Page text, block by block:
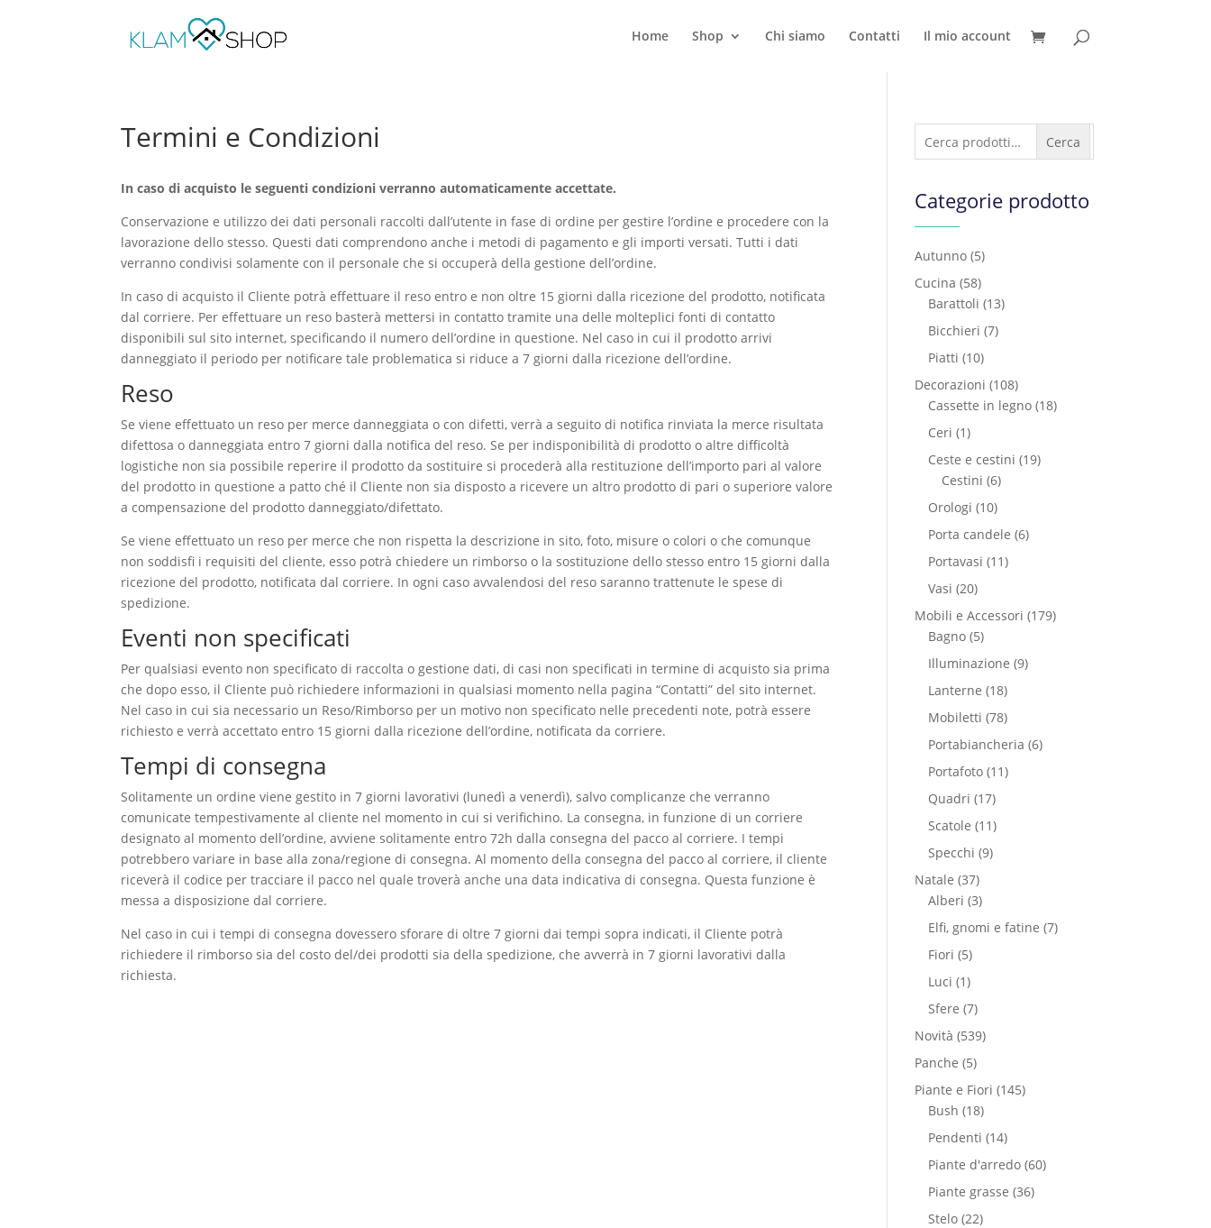
Home Shop Chi siamo Contatti Il mio account
Termini e Condizioni
In caso di acquisto le seguenti condizioni verranno automaticamente accettate.
Conservazione e utilizzo dei dati personali raccolti dall’utente in fase di ordine per gestire l’ordine e procedere con la
lavorazione dello stesso. Questi dati comprendono anche i metodi di pagamento e gli importi versati. Tutti i dati
verranno condivisi solamente con il personale che si occuperà della gestione dell’ordine.
In caso di acquisto il Cliente potrà effettuare il reso entro e non oltre 15 giorni dalla ricezione del prodotto, notificata
dal corriere. Per effettuare un reso basterà mettersi in contatto tramite una delle molteplici fonti di contatto
disponibili sul sito internet, specificando il numero dell’ordine in questione. Nel caso in cui il prodotto arrivi
danneggiato il periodo per notificare tale problematica si riduce a 7 giorni dalla ricezione dell’ordine.
Reso
Se viene effettuato un reso per merce danneggiata o con difetti, verrà a seguito di notifica rinviata la merce risultata
difettosa o danneggiata entro 7 giorni dalla notifica del reso. Se per indisponibilità di prodotto o altre difficoltà
logistiche non sia possibile reperire il prodotto da sostituire si procederà alla restituzione dell’importo pari al valore
del prodotto in questione a patto ché il Cliente non sia disposto a ricevere un altro prodotto di pari o superiore valore
a compensazione del prodotto danneggiato/difettato.
Se viene effettuato un reso per merce che non rispetta la descrizione in sito, foto, misure o colori o che comunque
non soddisfi i requisiti del cliente, esso potrà chiedere un rimborso o la sostituzione dello stesso entro 15 giorni dalla
ricezione del prodotto, notificata dal corriere. In ogni caso avvalendosi del reso saranno trattenute le spese di
spedizione.
Eventi non specificati
Per qualsiasi evento non specificato di raccolta o gestione dati, di casi non specificati in termine di acquisto sia prima
che dopo esso, il Cliente può richiedere informazioni in qualsiasi momento nella pagina “Contatti” del sito internet.
Nel caso in cui sia necessario un Reso/Rimborso per un motivo non specificato nelle precedenti note, potrà essere
richiesto e verrà accettato entro 15 giorni dalla ricezione dell’ordine, notificata da corriere.
Tempi di consegna
Solitamente un ordine viene gestito in 7 giorni lavorativi (lunedì a venerdì), salvo complicanze che verranno
comunicate tempestivamente al cliente nel momento in cui si verifichino. La consegna, in funzione di un corriere
designato al momento dell’ordine, avviene solitamente entro 72h dalla consegna del pacco al corriere. I tempi
potrebbero variare in base alla zona/regione di consegna. Al momento della consegna del pacco al corriere, il cliente
riceverà il codice per tracciare il pacco nel quale troverà anche una data indicativa di consegna. Questa funzione è
messa a disposizione dal corriere.
Nel caso in cui i tempi di consegna dovessero sforare di oltre 7 giorni dai tempi sopra indicati, il Cliente potrà
richiedere il rimborso sia del costo del/dei prodotti sia della spedizione, che avverrà in 7 giorni lavorativi dalla
richiesta.
Cerca
Categorie prodotto
Autunno (5)
Cucina (58)
Barattoli (13)
Bicchieri (7)
Piatti (10)
Decorazioni (108)
Cassette in legno (18)
Ceri (1)
Ceste e cestini (19)
Cestini (6)
Orologi (10)
Porta candele (6)
Portavasi (11)
Vasi (20)
Mobili e Accessori (179)
Bagno (5)
Illuminazione (9)
Lanterne (18)
Mobiletti (78)
Portabiancheria (6)
Portafoto (11)
Quadri (17)
Scatole (11)
Specchi (9)
Natale (37)
Alberi (3)
Elfi, gnomi e fatine (7)
Fiori (5)
Luci (1)
Sfere (7)
Novità (539)
Panche (5)
Piante e Fiori (145)
Bush (18)
Pendenti (14)
Piante d'arredo (60)
Piante grasse (36)
Stelo (22)